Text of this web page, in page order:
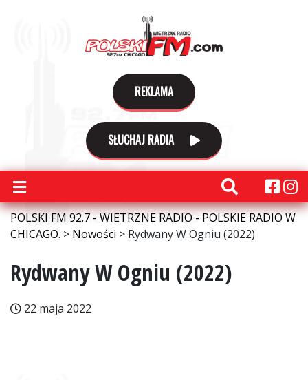
REKLAMA
SŁUCHAJ RADIA
POLSKI FM 92.7 - WIETRZNE RADIO - POLSKIE RADIO W
CHICAGO. > Nowości > Rydwany W Ogniu (2022)
Rydwany W Ogniu (2022)
22 maja 2022